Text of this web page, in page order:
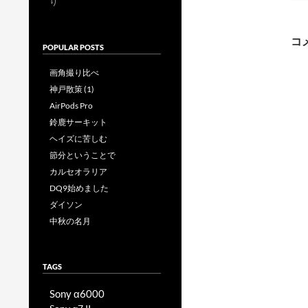
ゲ
コ
POPULAR POSTS
画角撮り比べ
神戸散策 (1)
AirPods Pro
鈴鹿サーキット
ヘイズに苦しむ
節分ということで
カルセオラリア
DQ9始めました
ダイソン
中秋の名月
TAGS
Sony α6000